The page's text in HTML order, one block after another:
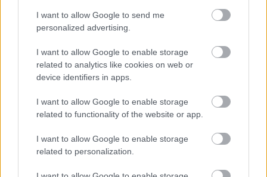
I want to allow Google to send me
personalized advertising.
I want to allow Google to enable storage
related to analytics like cookies on web or
device identifiers in apps.
I want to allow Google to enable storage
related to functionality of the website or app.
I want to allow Google to enable storage
related to personalization.
Hitelfordulat 2026: elzárja a pénzcsapot az
állam